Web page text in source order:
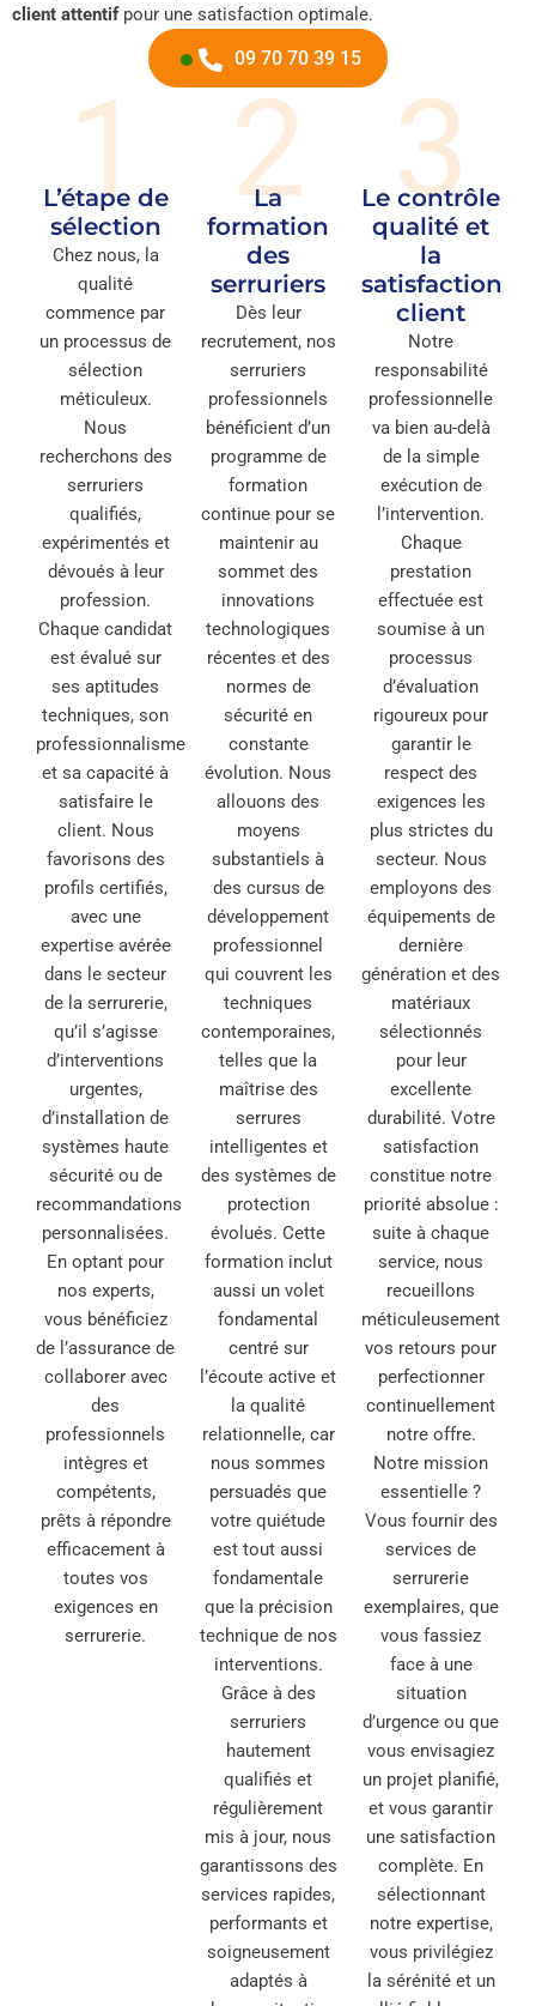
client attentifpour une satisfaction optimale.
09 70 70 39 15
1
L’étape de
sélection
Chez nous, la
qualité
commence par
un processus de
sélection
méticuleux.
Nous
recherchons des
serruriers
qualifiés,
expérimentés et
dévoués à leur
profession.
Chaque candidat
est évalué sur
ses aptitudes
techniques, son
professionnalisme
et sa capacité à
satisfaire le
client. Nous
favorisons des
profils certifiés,
avec une
expertise avérée
dans le secteur
de la serrurerie,
qu’il s’agisse
d’interventions
urgentes,
d’installation de
systèmes haute
sécurité ou de
recommandations
personnalisées.
En optant pour
nos experts,
vous bénéficiez
de l’assurance de
collaborer avec
des
professionnels
intègres et
compétents,
prêts à répondre
efficacement à
toutes vos
exigences en
serrurerie.
2
La
formation
des
serruriers
Dès leur
recrutement, nos
serruriers
professionnels
bénéficient d’un
programme de
formation
continue pour se
maintenir au
sommet des
innovations
technologiques
récentes et des
normes de
sécurité en
constante
évolution. Nous
allouons des
moyens
substantiels à
des cursus de
développement
professionnel
qui couvrent les
techniques
contemporaines,
telles que la
maîtrise des
serrures
intelligentes et
des systèmes de
protection
évolués. Cette
formation inclut
aussi un volet
fondamental
centré sur
l’écoute active et
la qualité
relationnelle, car
nous sommes
persuadés que
votre quiétude
est tout aussi
fondamentale
que la précision
technique de nos
interventions.
Grâce à des
serruriers
hautement
qualifiés et
régulièrement
mis à jour, nous
garantissons des
services rapides,
performants et
soigneusement
adaptés à
3
Le contrôle
qualité et
la
satisfaction
client
Notre
responsabilité
professionnelle
va bien au-delà
de la simple
exécution de
l’intervention.
Chaque
prestation
effectuée est
soumise à un
processus
d’évaluation
rigoureux pour
garantir le
respect des
exigences les
plus strictes du
secteur. Nous
employons des
équipements de
dernière
génération et des
matériaux
sélectionnés
pour leur
excellente
durabilité. Votre
satisfaction
constitue notre
priorité absolue :
suite à chaque
service, nous
recueillons
méticuleusement
vos retours pour
perfectionner
continuellement
notre offre.
Notre mission
essentielle ?
Vous fournir des
services de
serrurerie
exemplaires, que
vous fassiez
face à une
situation
d’urgence ou que
vous envisagiez
un projet planifié,
et vous garantir
une satisfaction
complète. En
sélectionnant
notre expertise,
vous privilégiez
la sérénité et un